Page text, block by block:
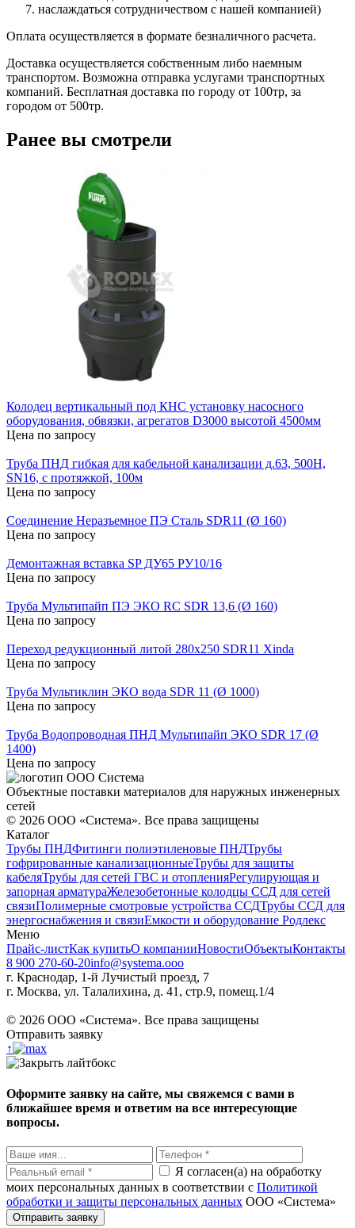
наслаждаться сотрудничеством с нашей компанией)
Оплата осуществляется в формате безналичного расчета.
Доставка осуществляется собственным либо наемным
транспортом. Возможна отправка услугами транспортных
компаний. Бесплатная доставка по городу от 100тр, за
городом от 500тр.
Ранее вы смотрели
Колодец вертикальный под КНС установку насосного
оборудования, обвязки, агрегатов D3000 высотой 4500мм
Цена по запросу
Труба ПНД гибкая для кабельной канализации д.63, 500Н,
SN16, с протяжкой, 100м
Цена по запросу
Соединение Неразъемное ПЭ Сталь SDR11 (Ø 160)
Цена по запросу
Демонтажная вставка SP ДУ65 РУ10/16
Цена по запросу
Труба Мультипайп ПЭ ЭКО RC SDR 13,6 (Ø 160)
Цена по запросу
Переход редукционный литой 280х250 SDR11 Xinda
Цена по запросу
Труба Мультиклин ЭКО вода SDR 11 (Ø 1000)
Цена по запросу
Труба Водопроводная ПНД Мультипайп ЭКО SDR 17 (Ø
1400)
Цена по запросу
Объектные поставки материалов для наружных инженерных
сетей
© 2026 ООО «Система». Все права защищены
Каталог
Трубы ПНДФитинги полиэтиленовые ПНДТрубы
гофрированные канализационныеТрубы для защиты
кабеляТрубы для сетей ГВС и отопленияРегулирующая и
запорная арматураЖелезобетонные колодцы ССД для сетей
связиПолимерные смотровые устройства ССДТрубы ССД для
энергоснабжения и связиЕмкости и оборудование Родлекс
Меню
Прайс-листКак купитьО компанииНовостиОбъектыКонтакты
8 900 270-60-20info@systema.ooo
г. Краснодар, 1-й Лучистый проезд, 7
г. Москва, ул. Талалихина, д. 41, стр.9, помещ.1/4
© 2026 ООО «Система». Все права защищены
Отправить заявку
↑
Оформите заявку на сайте, мы свяжемся с вами в
ближайшее время и ответим на все интересующие
вопросы.
Я согласен(а) на обработку
моих персональных данных в соответствии с Политикой
обработки и защиты персональных данных ООО «Система»